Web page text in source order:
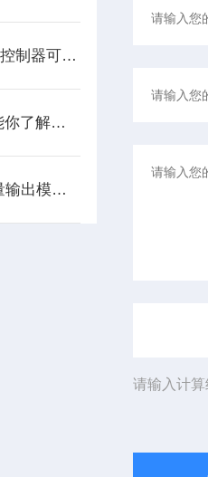
1756-L85E可编程逻辑控制器可满足多行业自动化精准控制需求
处理器模块的主要功能你了解多少呢
存放1734-OB8S数字量输出模块时所需要考虑的方面分享
请输入计